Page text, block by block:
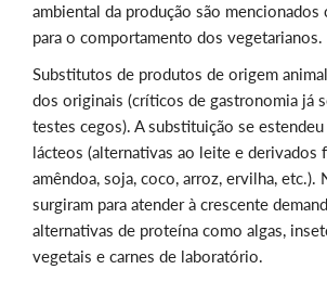
ambiental da produção são
para o comportamento dos vegetarianos.
Substitutos de produtos de origem
dos originais (críticos de gastronomia já
testes cegos). A substituição se
lácteos (alternativas ao leite e derivados
amêndoa, soja, coco, arroz, ervilha, etc.).
surgiram para atender à crescente
alternativas de proteína como algas,
vegetais e carnes de laboratório.